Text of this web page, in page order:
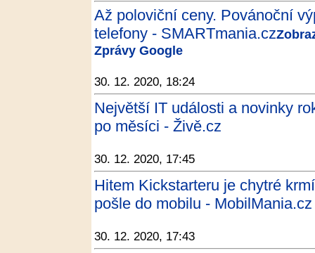
Až poloviční ceny. Povánoční
telefony - SMARTmania.cz
Zprávy Google
30. 12. 2020, 18:24
Největší IT události a novinky
po měsíci - Živě.cz
30. 12. 2020, 17:45
Hitem Kickstarteru je chytré
pošle do mobilu - MobilMania.cz
30. 12. 2020, 17:43